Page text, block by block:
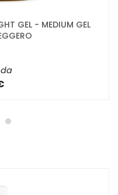
GEL - MEDIUM GEL